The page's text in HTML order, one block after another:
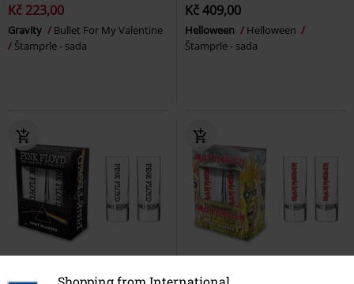
Kč 223,00
Gravity
Bullet For My Valentine
Štamprle - sada
Kč 409,00
Helloween
Helloween
Štamprle - sada
Téměř vyprodáno